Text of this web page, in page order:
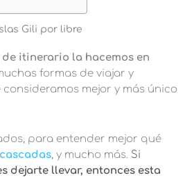
Gili por libre
itinerario la hacemos en
formas de viajar y
mejor y más único
para entender mejor qué
, y mucho más. Si
dejarte llevar, entonces esta